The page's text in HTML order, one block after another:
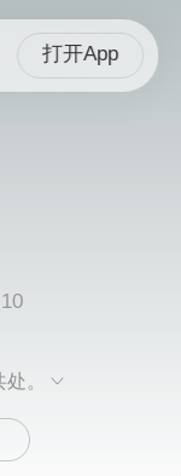
打开App
10
。